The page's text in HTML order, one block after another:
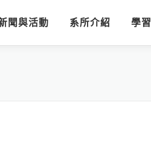
聞與活動 系所介紹 學習